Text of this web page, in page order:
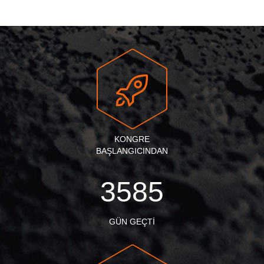
KONGRE
BAŞLANGICINDAN
3585
GÜN GEÇTI